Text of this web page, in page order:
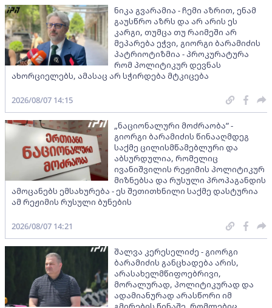
ნიკა გვარამია - ჩემი აზრით, ენამ
გაუსწრო აზრს და არ არის ეს
კარგი, თუმცა თუ რაიმეში არ
მეპარება ეჭვი, გიორგი ბარამიძის
პატრიოტიზმია - პროკურატურა
რომ პოლიტიკურ დევნას
ახორციელებს, ამასაც არ სჭირდება მტკიცება
2026/08/07 14:15
„ნაციონალური მოძრაობა” -
გიორგი ბარამიძის წინააღმდეგ
საქმე ცილისმწამებლური და
აბსურდულია, რომელიც
ივანიშვილის რეჟიმის პოლიტიკურ
მიზნებსა და რუსული პროპაგანდის
ამოცანებს ემსახურება - ეს შეთითხნილი საქმე დასტურია
ამ რეჟიმის რუსული ბუნების
2026/08/07 14:21
შალვა კერესელიძე - გიორგი
ბარამიძის განცხადება არის,
არასახელმწიფოებრივი,
მორალურად, პოლიტიკურად და
ადამიანურად არასწორი იმ